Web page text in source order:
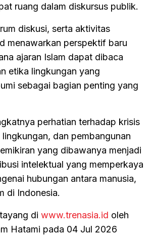
ruang dalam diskursus publik.
diskusi, serta aktivitas
menawarkan perspektif baru
ajaran Islam dapat dibaca
etika lingkungan yang
sebagai bagian penting yang
perhatian terhadap krisis
dan pembangunan
yang dibawanya menjadi
intelektual yang memperkaya
hubungan antara manusia,
di Indonesia.
di www.trenasia.id oleh
Hatami pada 04 Jul 2026